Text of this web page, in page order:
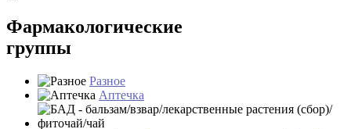
Фармакологические
группы
Разное
Аптечка